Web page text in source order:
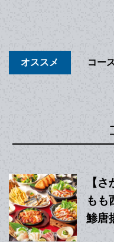
オススメ コー
【
もも
鯵唐